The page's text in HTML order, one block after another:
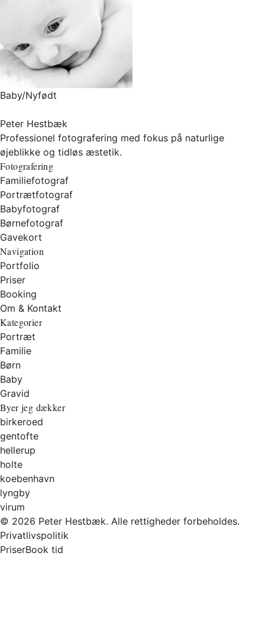
Baby/Nyfødt
Peter Hestbæk
Professionel fotografering med fokus på naturlige
øjeblikke og tidløs æstetik.
Fotografering
Familiefotograf
Portrætfotograf
Babyfotograf
Børnefotograf
Gavekort
Navigation
Portfolio
Priser
Booking
Om & Kontakt
Kategorier
Portræt
Familie
Børn
Baby
Gravid
Byer jeg dækker
birkeroed
gentofte
hellerup
holte
koebenhavn
lyngby
virum
© 2026 Peter Hestbæk. Alle rettigheder forbeholdes.
Privatlivspolitik
PriserBook tid